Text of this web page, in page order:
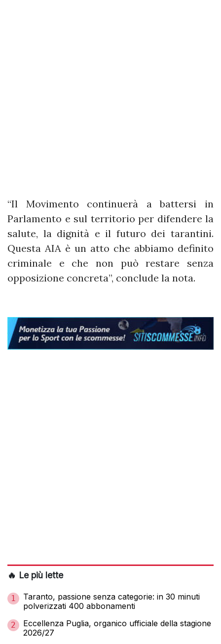
“Il Movimento continuerà a battersi in
Parlamento e sul territorio per difendere la
salute, la dignità e il futuro dei tarantini.
Questa AIA è un atto che abbiamo definito
criminale e che non può restare senza
opposizione concreta”, conclude la nota.
🔥 Le più lette
1
Taranto, passione senza categorie: in 30 minuti
polverizzati 400 abbonamenti
2
Eccellenza Puglia, organico ufficiale della stagione
2026/27